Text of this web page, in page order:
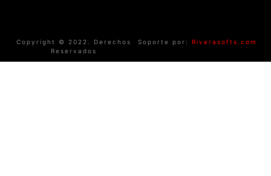
Copyright © 2022. Derechos
Reservados
Soporte por: Riverasofts.com